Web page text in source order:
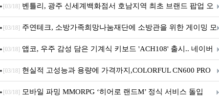
[03/18] 벤틀리, 광주 신세계백화점서 호남지역 최초 브랜드 팝업 오
픈
[03/18] 주연테크, 소방가족희망나눔재단에 소방관을 위한 게이밍 모
니터·스마트 펫 침대 기부
[03/18] 앱코, 우주 감성 담은 기계식 키보드 'ACH108' 출시.. 네이버
브랜드데이 기획전 진행
[03/18] 현실적 고성능과 용량에 가격까지,COLORFUL CN600 PRO
M.2 NVMe 디앤디컴 1TB
[03/18] 모바일 파밍 MMORPG ‘히어로 랜드M’ 정식 서비스 돌입